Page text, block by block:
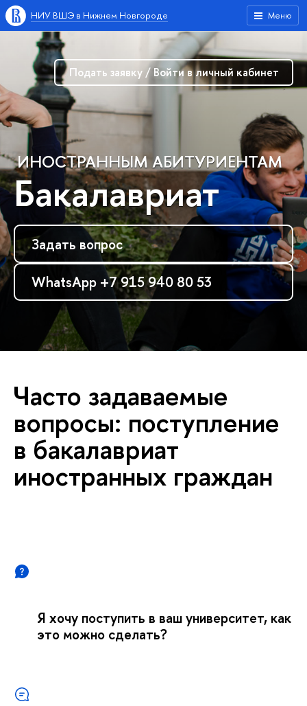
Меню
НИУ ВШЭ в Нижнем Новгороде
ИНОСТРАННЫМ АБИТУРИЕНТАМ
Бакалавриат
Задать вопрос
WhatsApp +7 915 940 80 53
Подать заявку / Войти в личный кабинет
Часто задаваемые
вопросы: поступление
в бакалавриат
иностранных граждан
Я хочу поступить в ваш университет, как
это можно сделать?